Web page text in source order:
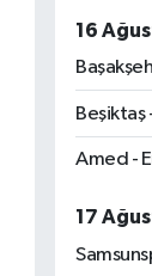
16
Beşiktaş
Amed -
17